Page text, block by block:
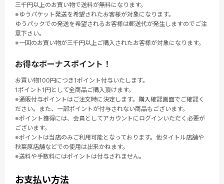
三千円以上のお買い物で送料が無料になります。
※ゆうパケット発送を希望されたお客様が対象になります。
ゆうパックでの発送を希望されるお客様は郵送代が発生しますのでご注
意下さい。
※一回のお買い物が三千円以上ご購入されたお客様が対象になります。
お得なボーナスポイント！
お買い物100円につき1ポイント付与いたします。
1ポイント1円として全商品ご購入頂けます。
※通販付与ポイントはご注文時に決定します。購入確認画面でご確認く
ださい。また、一部ポイントが付与されない商品もございます。
※ポイント獲得には、会員としてアカウントにログインいただく必要が
ございます。
※ポイントは当店のみご利用可能となっております。他タイトル店舗や
秋葉原店舗などでの使用は出来かねます。
※送料や手数料にはポイントは付与されません。
お支払い方法